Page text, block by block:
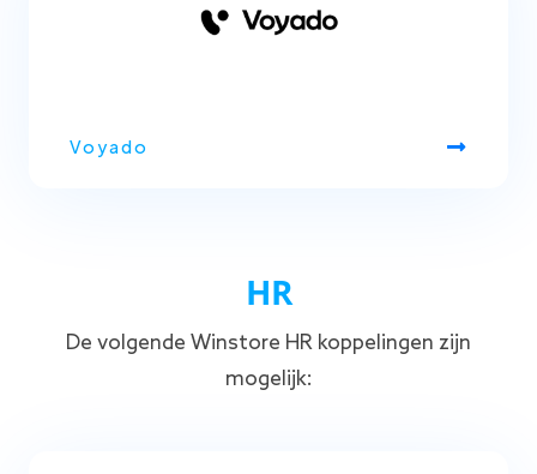
Voyado
HR
De volgende Winstore HR koppelingen zijn
mogelijk: